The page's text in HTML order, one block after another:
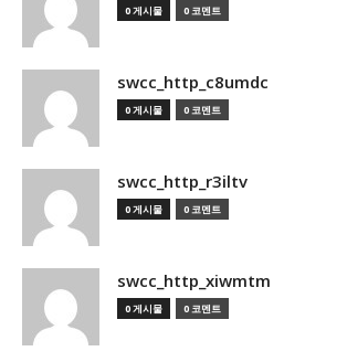
0 게시물 0 코멘트
swcc_http_c8umdc
0 게시물 0 코멘트
swcc_http_r3iltv
0 게시물 0 코멘트
swcc_http_xiwmtm
0 게시물 0 코멘트